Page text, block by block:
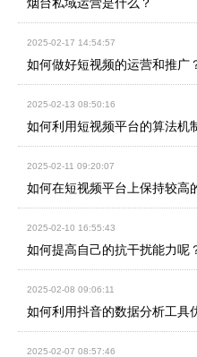
2025-02-17 14:54:57
如何做好短视频的运营和推广
2025-02-13 08:50:16
如何利用短视频平台的算法机
2025-02-11 09:20:07
如何在短视频平台上保持较高
2025-02-10 16:55:43
如何提高自己的抗干扰能力呢
2025-02-08 09:06:11
如何利用抖音的数据分析工具
2025-02-07 08:57:46